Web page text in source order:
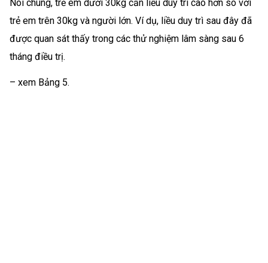
Nói chung, trẻ em dưới 30kg cần liều duy trì cao hơn so với
trẻ em trên 30kg và người lớn. Ví dụ, liều duy trì sau đây đã
được quan sát thấy trong các thử nghiệm lâm sàng sau 6
tháng điều trị.
– xem Bảng 5.